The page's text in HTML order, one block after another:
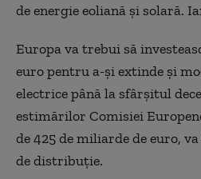
de energie eoliană și solară.
Europa va trebui să
euro pentru a-și extinde și
electrice până la sfârșitul
estimărilor Comisiei
de 425 de miliarde de euro,
de distribuție.